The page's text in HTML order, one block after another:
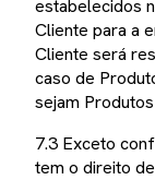
estabelecidos
Cliente para a
Cliente será
caso de
sejam
7.3 Exceto
tem o direito